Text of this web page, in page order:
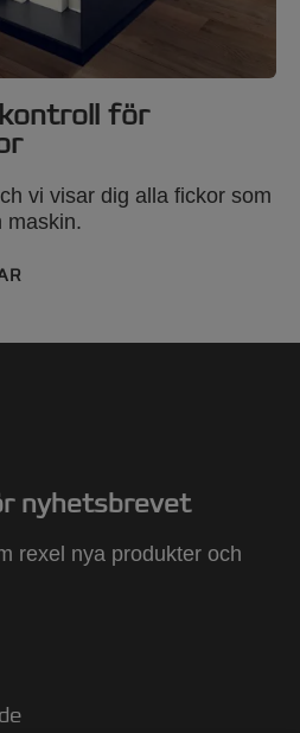
för
vi visar dig alla fickor som
maskin.
nyhetsbrevet
rexel nya produkter och